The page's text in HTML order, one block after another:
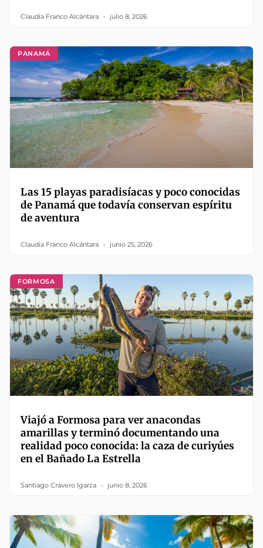
Claudia Franco Alcántara julio 8, 2026
PANAMÁ
Las 15 playas paradisíacas y poco conocidas
de Panamá que todavía conservan espíritu
de aventura
Claudia Franco Alcántara junio 25, 2026
FORMOSA
Viajó a Formosa para ver anacondas
amarillas y terminó documentando una
realidad poco conocida: la caza de curiyúes
en el Bañado La Estrella
Santiago Cravero Igarza junio 8, 2026